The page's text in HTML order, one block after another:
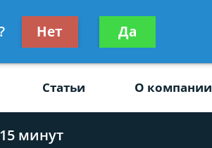
Получите консультацию
бесплатно
Статьи О компании
минут
Нет Да